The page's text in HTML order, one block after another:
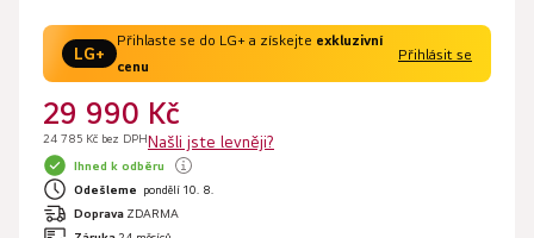
LG+
Přihlaste se do LG+ a získejte exkluzivní
cenu
Přihlásit se
29 990 Kč
24 785 Kč bez DPHNašli jste levněji?
Ihned k odběru
Odešleme pondělí 10. 8.
Doprava ZDARMA